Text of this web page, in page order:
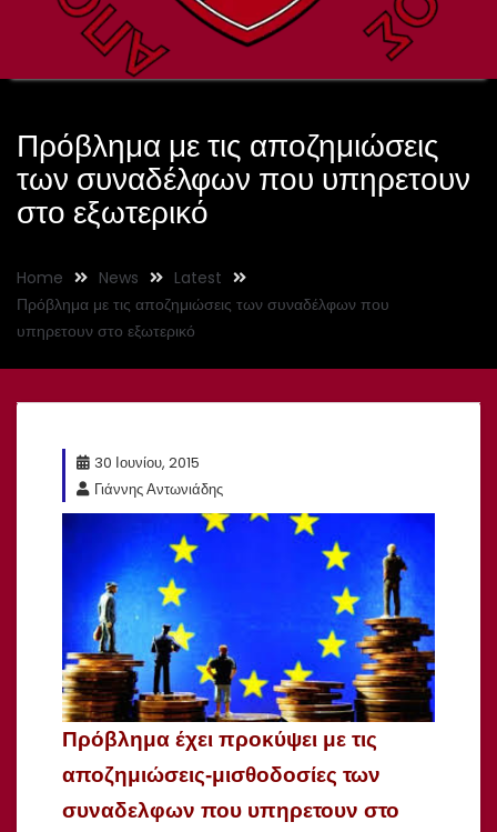
Πρόβλημα με τις αποζημιώσεις
των συναδέλφων που υπηρετουν
στο εξωτερικό
Home News
Latest
Πρόβλημα με τις αποζημιώσεις των συναδέλφων που
υπηρετουν στο εξωτερικό
30 Ιουνίου, 2015
Γιάννης Αντωνιάδης
Πρόβλημα έχει προκύψει με τις
αποζημιώσεις-μισθοδοσίες των
συναδελφων που υπηρετουν στο